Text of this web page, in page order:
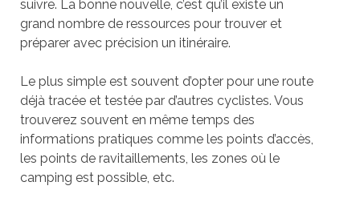
suivre. La bonne nouvelle, c’est qu’il existe un
grand nombre de ressources pour trouver et
préparer avec précision un itinéraire.
Le plus simple est souvent d’opter pour une route
déjà tracée et testée par d’autres cyclistes. Vous
trouverez souvent en même temps des
informations pratiques comme les points d’accès,
les points de ravitaillements, les zones où le
camping est possible, etc.